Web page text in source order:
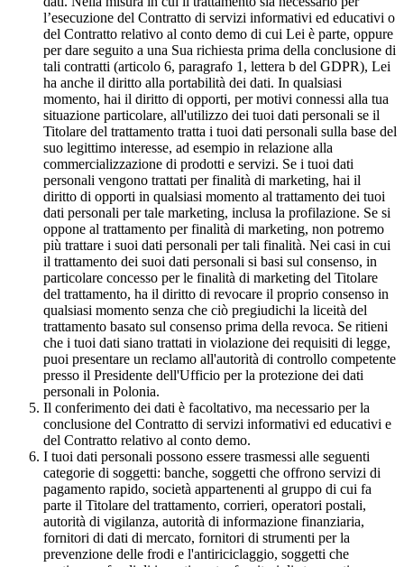
l’esecuzione del Contratto di servizi informativi ed educativi o
del Contratto relativo al conto demo di cui Lei è parte, oppure
per dare seguito a una Sua richiesta prima della conclusione di
tali contratti (articolo 6, paragrafo 1, lettera b del GDPR), Lei
ha anche il diritto alla portabilità dei dati. In qualsiasi
momento, hai il diritto di opporti, per motivi connessi alla tua
situazione particolare, all'utilizzo dei tuoi dati personali se il
Titolare del trattamento tratta i tuoi dati personali sulla base del
suo legittimo interesse, ad esempio in relazione alla
commercializzazione di prodotti e servizi. Se i tuoi dati
personali vengono trattati per finalità di marketing, hai il
diritto di opporti in qualsiasi momento al trattamento dei tuoi
dati personali per tale marketing, inclusa la profilazione. Se si
oppone al trattamento per finalità di marketing, non potremo
più trattare i suoi dati personali per tali finalità. Nei casi in cui
il trattamento dei suoi dati personali si basi sul consenso, in
particolare concesso per le finalità di marketing del Titolare
del trattamento, ha il diritto di revocare il proprio consenso in
qualsiasi momento senza che ciò pregiudichi la liceità del
trattamento basato sul consenso prima della revoca. Se ritieni
che i tuoi dati siano trattati in violazione dei requisiti di legge,
puoi presentare un reclamo all'autorità di controllo competente
presso il Presidente dell'Ufficio per la protezione dei dati
personali in Polonia.
Il conferimento dei dati è facoltativo, ma necessario per la
conclusione del Contratto di servizi informativi ed educativi e
del Contratto relativo al conto demo.
I tuoi dati personali possono essere trasmessi alle seguenti
categorie di soggetti: banche, soggetti che offrono servizi di
pagamento rapido, società appartenenti al gruppo di cui fa
parte il Titolare del trattamento, corrieri, operatori postali,
autorità di vigilanza, autorità di informazione finanziaria,
fornitori di dati di mercato, fornitori di strumenti per la
prevenzione delle frodi e l'antiriciclaggio, soggetti che